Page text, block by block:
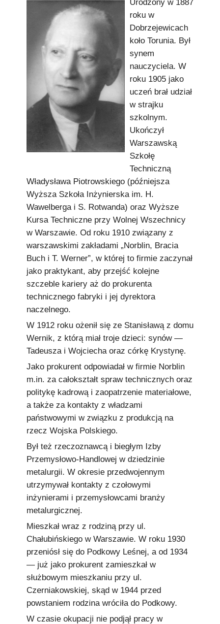
Podkowiański Słownik Biograficzny
🖶 Drukuj
🔍
redakcja@podkowianskimagazyn.pl
Wszelkie prawa zastrzeżone
Urodzony w 1887
roku w
Dobrzejewicach
koło Torunia. Był
synem
nauczyciela. W
roku 1905 jako
uczeń brał udział
w strajku
szkolnym.
Ukończył
Warszawską
Szkołę
Techniczną
Władysława Piotrowskiego (późniejsza
Wyższa Szkoła Inżynierska im. H.
Wawelberga i S. Rotwanda) oraz Wyższe
Kursa Techniczne przy Wolnej Wszechnicy
w Warszawie. Od roku 1910 związany z
warszawskimi zakładami „Norblin, Bracia
Buch i T. Werner”, w której to firmie zaczynał
jako praktykant, aby przejść kolejne
szczeble kariery aż do prokurenta
technicznego fabryki i jej dyrektora
naczelnego.
W 1912 roku ożenił się ze Stanisławą z domu
Wernik, z którą miał troje dzieci: synów —
Tadeusza i Wojciecha oraz córkę Krystynę.
Jako prokurent odpowiadał w firmie Norblin
m.in. za całokształt spraw technicznych oraz
politykę kadrową i zaopatrzenie materiałowe,
a także za kontakty z władzami
państwowymi w związku z produkcją na
rzecz Wojska Polskiego.
Był też rzeczoznawcą i biegłym Izby
Przemysłowo-Handlowej w dziedzinie
metalurgii. W okresie przedwojennym
utrzymywał kontakty z czołowymi
inżynierami i przemysłowcami branży
metalurgicznej.
Mieszkał wraz z rodziną przy ul.
Chałubińskiego w Warszawie. W roku 1930
przeniósł się do Podkowy Leśnej, a od 1934
— już jako prokurent zamieszkał w
służbowym mieszkaniu przy ul.
Czerniakowskiej, skąd w 1944 przed
powstaniem rodzina wróciła do Podkowy.
W czasie okupacji nie podjął pracy w